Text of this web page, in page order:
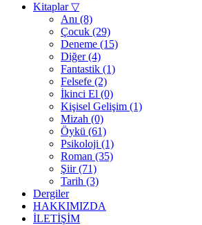
Kitaplar▽
Anı (8)
Çocuk (29)
Deneme (15)
Diğer (4)
Fantastik (1)
Felsefe (2)
İkinci El (0)
Kişisel Gelişim (1)
Mizah (0)
Öykü (61)
Psikoloji (1)
Roman (35)
Şiir (71)
Tarih (3)
Dergiler
HAKKIMIZDA
İLETİŞİM